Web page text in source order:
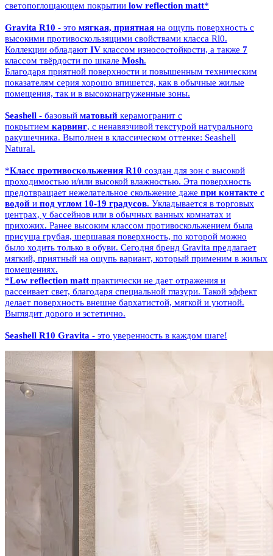
светопоглощающем покрытии low reflection matt*
Gravita R10 - это мягкая, приятная на ощупь поверхность с
высокими противоскользящими свойствами класса Rl0.
Коллекции обладают IV классом износостойкости, а также 7
классом твёрдости по шкале Mosh.
Благодаря приятной поверхности и повышенным техническим
показателям серия хорошо впишется, как в обычные жилые
помещения, так и в высоконагруженные зоны.
Seashell - базовый матовый керамогранит с
покрытием карвинг, с ненавязчивой текстурой натурального
ракушечника. Выполнен в классическом оттенке: Seashell
Natural.
*Класс противоскольжения R10 создан для зон с высокой
проходимостью и/или высокой влажностью. Эта поверхность
предотвращает нежелательное скольжение даже при контакте с
водой и под углом 10-19 градусов. Укладывается в торговых
центрах, у бассейнов или в обычных ванных комнатах и
прихожих. Ранее высоким классом противоскольжением была
присуща грубая, шершавая поверхность, по которой можно
было ходить только в обуви. Сегодня бренд Gravita предлагает
мягкий, приятный на ощупь вариант, который применим в жилых
помещениях.
*Low reflection matt практически не дает отражения и
рассеивает свет, благодаря специальной глазури. Такой эффект
делает поверхность внешне бархатистой, мягкой и уютной.
Выглядит дорого и эстетично.
Seashell R10 Gravita - это уверенность в каждом шаге!